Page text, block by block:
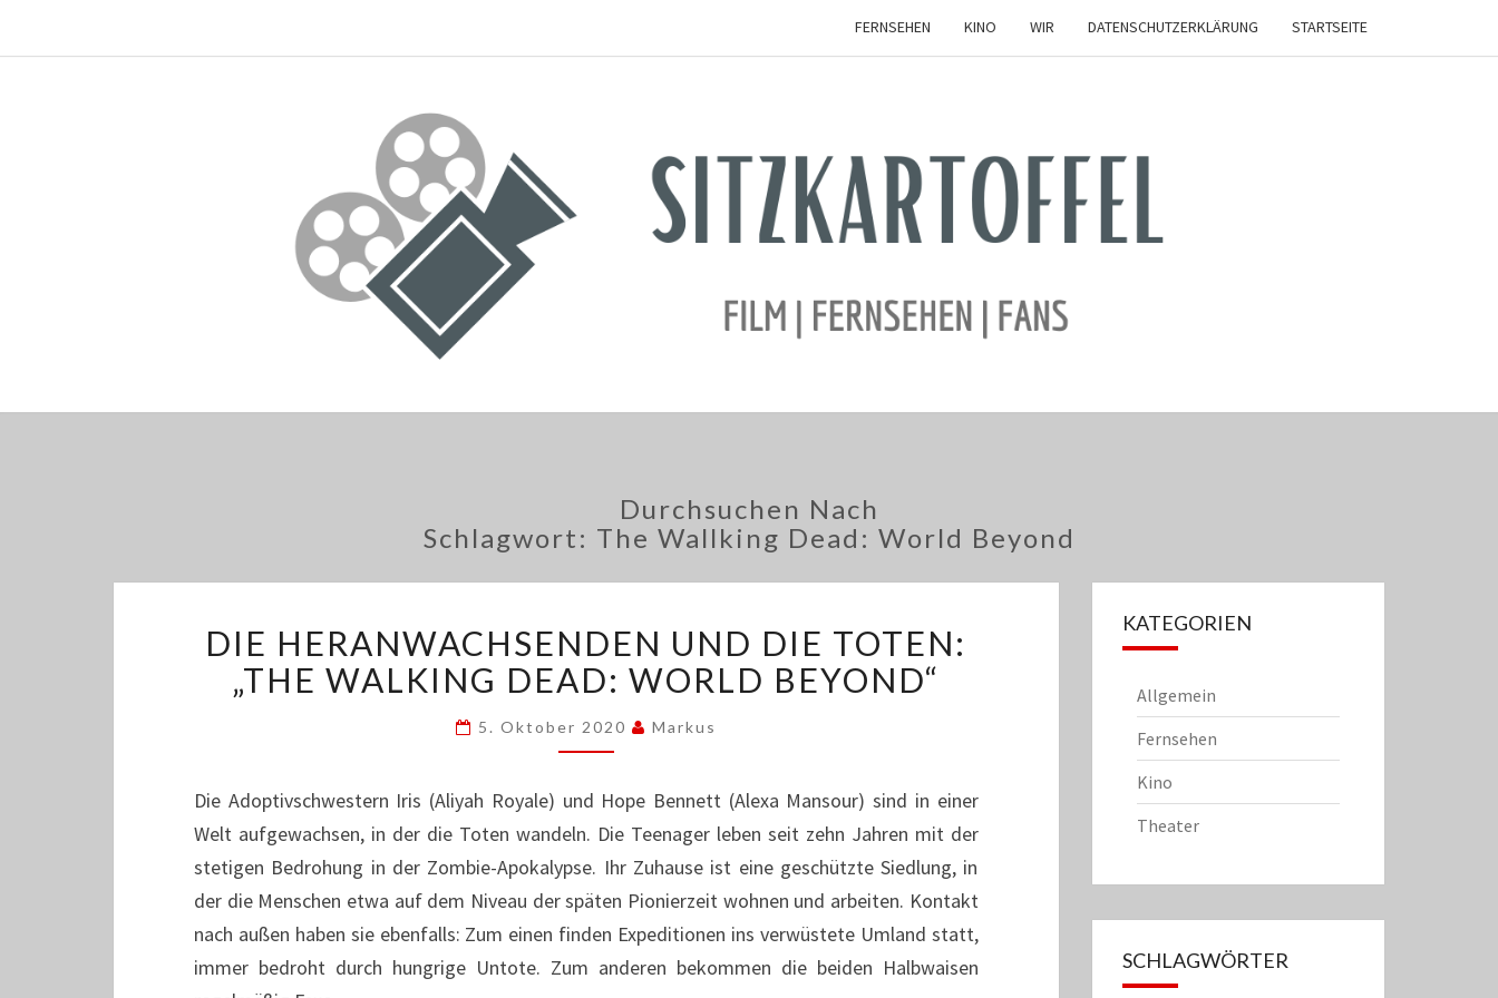
FERNSEHEN KINO WIR DATENSCHUTZERKLÄRUNG STARTSEITE
Durchsuchen Nach
Schlagwort: The Wallking Dead: World Beyond
HERANWACHSENDEN
UND
DIE
TOTEN:
„THE
DEAD:
WORLD
BEYOND“
DIE HERANWACHSENDEN UND DIE TOTEN:
„THE WALKING DEAD: WORLD BEYOND“
5. Oktober 2020 Markus
Die Adoptivschwestern Iris (Aliyah Royale) und Hope Bennett (Alexa Mansour) sind in einer
Welt aufgewachsen, in der die Toten wandeln. Die Teenager leben seit zehn Jahren mit der
stetigen Bedrohung in der Zombie-Apokalypse. Ihr Zuhause ist eine geschützte Siedlung, in
der die Menschen etwa auf dem Niveau der späten Pionierzeit wohnen und arbeiten. Kontakt
nach außen haben sie ebenfalls: Zum einen finden Expeditionen ins verwüstete Umland statt,
immer bedroht durch hungrige Untote. Zum anderen bekommen die beiden Halbwaisen
KATEGORIEN
Allgemein
Fernsehen
Kino
Theater
SCHLAGWÖRTER